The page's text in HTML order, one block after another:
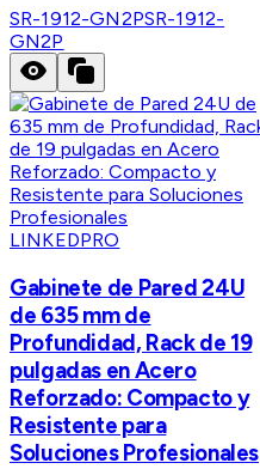
SR-1912-GN2PSR-1912-
GN2P
LINKEDPRO
Gabinete de Pared 24U
de 635 mm de
Profundidad, Rack de 19
pulgadas en Acero
Reforzado: Compacto y
Resistente para
Soluciones Profesionales